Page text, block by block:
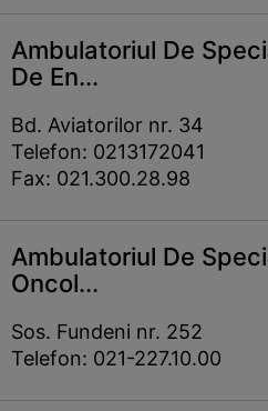
Ambulatoriul De
De En...
Bd. Aviatorilor nr. 34
Telefon: 0213172041
Fax: 021.300.28.98
Ambulatoriul De
Oncol...
Sos. Fundeni nr. 252
Telefon: 021-227.10.00